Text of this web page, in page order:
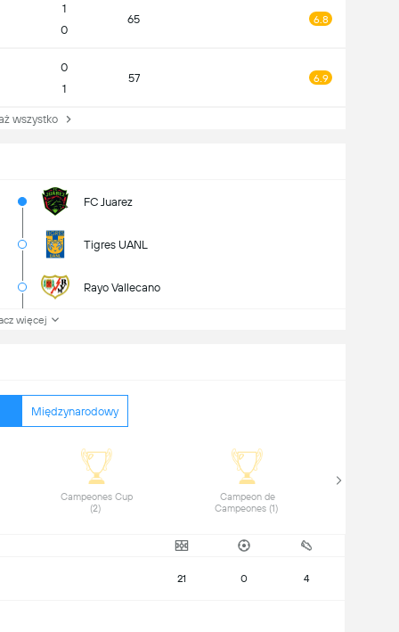
1
0
65 6.8
0
1
57 6.9
wszystko
FC Juarez
Tigres UANL
Rayo Vallecano
więcej
Międzynarodowy
Campeones Cup
Campeon de
Campeones (1)
21 0 4